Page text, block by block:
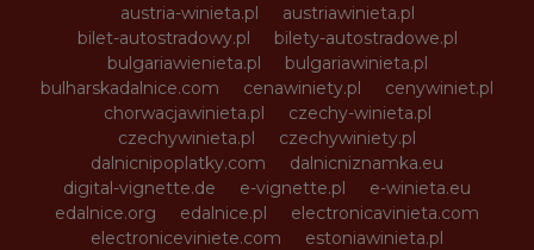
austria-winieta.pl
austriawinieta.pl
bilet-autostradowy.pl
bilety-autostradowe.pl
bulgariawienieta.pl
bulgariawinieta.pl
bulharskadalnice.com
cenawiniety.pl
cenywiniet.pl
chorwacjawinieta.pl
czechy-winieta.pl
czechywinieta.pl
czechywiniety.pl
dalnicnipoplatky.com
dalnicniznamka.eu
digital-vignette.de
e-vignette.pl
e-winieta.eu
edalnice.org
edalnice.pl
electronicavinieta.com
electroniceviniete.com
estoniawinieta.pl